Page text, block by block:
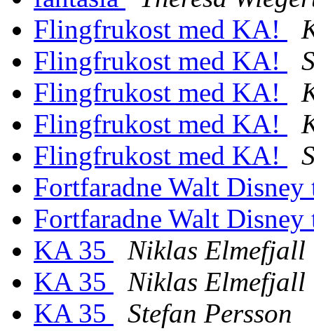
Flingfrukost med KA!
Flingfrukost med KA!
Flingfrukost med KA!
Flingfrukost med KA!
Flingfrukost med KA!
Fortfaradne Walt Disney
Fortfaradne Walt Disney
KA 35
Niklas Elmefjall
KA 35
Niklas Elmefjall
KA 35
Stefan Persson